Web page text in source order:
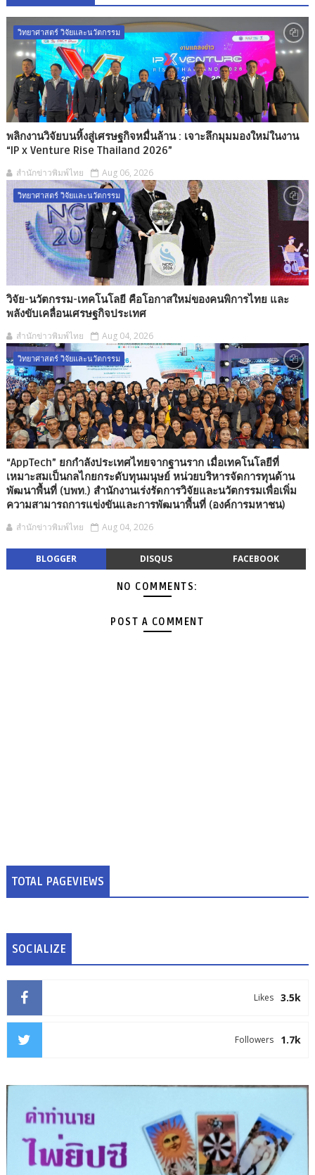
วิทยาศาสตร์ วิจัยและนวัตกรรม
พลิกงานวิจัยบนหิ้งสู่เศรษฐกิจหมื่นล้าน : เจาะลึกมุมมองใหม่ในงาน
“IP x Venture Rise Thailand 2026”
สำนักข่าวพิมพ์ไทย Aug 06, 2026
วิทยาศาสตร์ วิจัยและนวัตกรรม
วิจัย-นวัตกรรม-เทคโนโลยี คือโอกาสใหม่ของคนพิการไทย และ
พลังขับเคลื่อนเศรษฐกิจประเทศ
สำนักข่าวพิมพ์ไทย Aug 04, 2026
วิทยาศาสตร์ วิจัยและนวัตกรรม
“AppTech” ยกกำลังประเทศไทยจากฐานราก เมื่อเทคโนโลยีที่
เหมาะสมเป็นกลไกยกระดับทุนมนุษย์ หน่วยบริหารจัดการทุนด้าน
พัฒนาพื้นที่ (บพท.) สำนักงานเร่งรัดการวิจัยและนวัตกรรมเพื่อเพิ่ม
ความสามารถการแข่งขันและการพัฒนาพื้นที่ (องค์การมหาชน)
สำนักข่าวพิมพ์ไทย Aug 04, 2026
BLOGGER DISQUS FACEBOOK
NO COMMENTS:
POST A COMMENT
TOTAL PAGEVIEWS
SOCIALIZE
3.5k
Likes
1.7k
Followers